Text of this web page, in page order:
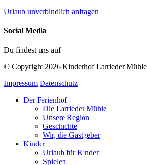
Urlaub unverbindlich anfragen
Social Media
Du findest uns auf
© Copyright 2026 Kinderhof Larrieder Mühle
Impressum Datenschutz
Der Ferienhof
Die Larrieder Mühle
Unsere Region
Geschichte
Wir, die Gastgeber
Kinder
Urlaub für Kinder
Spielen